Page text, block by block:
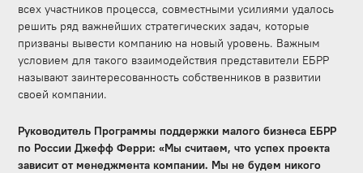
всех участников процесса, совместными усилиями удалось
решить ряд важнейших стратегических задач, которые
призваны вывести компанию на новый уровень. Важным
условием для такого взаимодействия представители ЕБРР
называют заинтересованность собственников в развитии
своей компании.
Руководитель Программы поддержки малого бизнеса ЕБРР
по России Джефф Ферри: «Мы считаем, что успех проекта
зависит от менеджмента компании. Мы не будем никого